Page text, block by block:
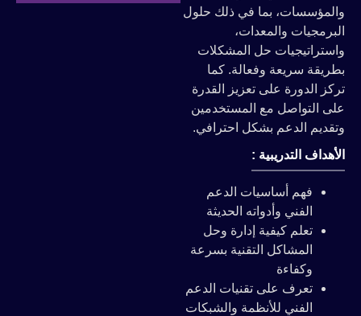
والمؤسسات، بما في ذلك حلول
البرمجيات والمعدات،
واستراتيجيات حل المشكلات
بطريقة سريعة وفعالة. كما
تركز الدورة على تعزيز القدرة
على التواصل مع المستخدمين
وتقديم الدعم بشكل احترافي.
الأهداف التدريبية :
فهم أساسيات الدعم
الفني وأدواته الحديثة
تعلم كيفية إدارة وحل
المشاكل التقنية بسرعة
وكفاءة
تعرف على تقنيات الدعم
الفني للأنظمة والشبكات